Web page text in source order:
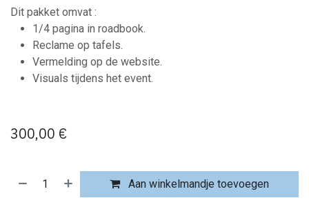
Dit pakket omvat :
1/4 pagina in roadbook.
Reclame op tafels.
Vermelding op de website.
Visuals tijdens het event.
300,00 €
Aan winkelmandje toevoegen